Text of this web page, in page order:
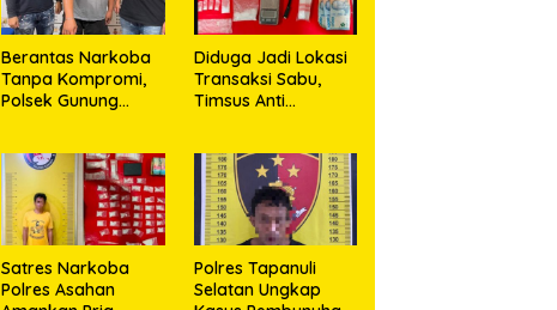
Berantas Narkoba
Tanpa Kompromi,
Polsek Gunung
Nagori Karangsari
Diduga Jadi Lokasi
Transaksi Sabu,
Timsus Anti
Seorang Pria
dengan Barang
Bukti 63,67 Gram
Sabu
Satres Narkoba
Polres Asahan
Polres Tapanuli
Selatan Ungkap